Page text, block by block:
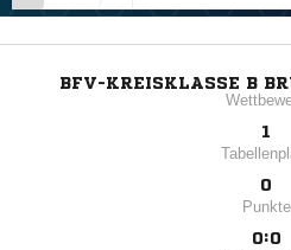
BFV-KREISKLASSE B
1
0
Punkte
0:0